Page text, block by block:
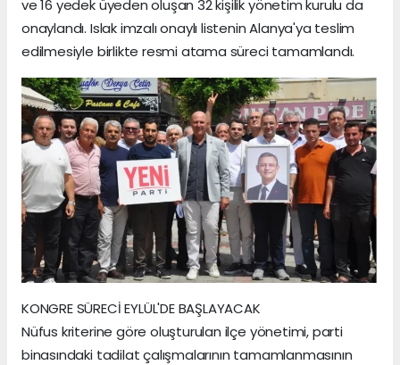
ve 16 yedek üyeden oluşan 32 kişilik yönetim kurulu da
onaylandı. Islak imzalı onaylı listenin Alanya'ya teslim
edilmesiyle birlikte resmi atama süreci tamamlandı.
KONGRE SÜRECİ EYLÜL'DE BAŞLAYACAK
Nüfus kriterine göre oluşturulan ilçe yönetimi, parti
binasındaki tadilat çalışmalarının tamamlanmasının